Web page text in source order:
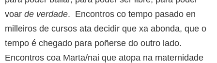
voar de verdade. Encontros co tempo pasado en
milleiros de cursos ata decidir que xa abonda, que o
tempo é chegado para poñerse do outro lado.
Encontros coa Marta/nai que atopa na maternidade